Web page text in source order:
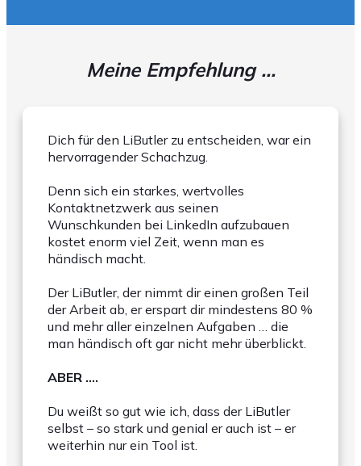
Meine Empfehlung ...
Dich für den LiButler zu entscheiden, war ein
hervorragender Schachzug.
Denn sich ein starkes, wertvolles
Kontaktnetzwerk aus seinen
Wunschkunden bei LinkedIn aufzubauen
kostet enorm viel Zeit, wenn man es
händisch macht.
Der LiButler, der nimmt dir einen großen Teil
der Arbeit ab, er erspart dir mindestens 80 %
und mehr aller einzelnen Aufgaben … die
man händisch oft gar nicht mehr überblickt.
ABER ….
Du weißt so gut wie ich, dass der LiButler
selbst – so stark und genial er auch ist – er
weiterhin nur ein Tool ist.